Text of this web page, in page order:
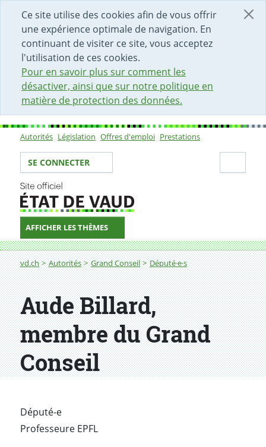
Ce site utilise des cookies afin de vous offrir
une expérience optimale de navigation. En
continuant de visiter ce site, vous acceptez
l'utilisation de ces cookies.
Pour en savoir plus sur comment les
désactiver, ainsi que sur notre politique en
matière de protection des données.
DÉBUT DU CONTENU DE LA PAGE
ACCÈS AU CHAMP DE RECHERCHE
PAGE D'ACCUEIL
FORMULAIRE DE CONTACT
Sous-navigation
Autorités Législation Offres d'emploi Prestations
Votre identité
SE CONNECTER
AFFICHER LES THÈMES
Fil d'Ariane
vd.ch Autorités Grand Conseil Député·e·s
Aude Billard,
membre du Grand
Conseil
Député-e
Professeure EPFL